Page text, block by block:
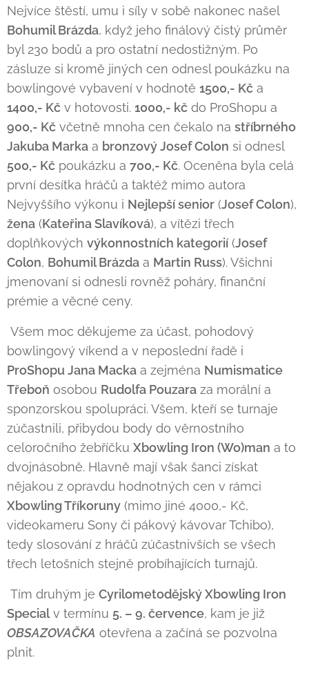
Nejvíce štěstí, umu i síly v sobě nakonec našel
Bohumil Brázda, když jeho finálový čistý průměr
byl 230 bodů a pro ostatní nedostižným. Po
zásluze si kromě jiných cen odnesl poukázku na
bowlingové vybavení v hodnotě 1500,- Kč a
1400,- Kč v hotovosti. 1000,- kč do ProShopu a
900,- Kč včetně mnoha cen čekalo na stříbrného
Jakuba Marka a bronzový Josef Colon si odnesl
500,- Kč poukázku a 700,- Kč. Oceněna byla celá
první desítka hráčů a taktéž mimo autora
Nejvyššího výkonu i Nejlepší senior (Josef Colon),
žena (Kateřina Slavíková), a vítězi třech
doplňkových výkonnostních kategorií (Josef
Colon, Bohumil Brázda a Martin Russ). Všichni
jmenovaní si odnesli rovněž poháry, finanční
prémie a věcné ceny.
Všem moc děkujeme za účast, pohodový
bowlingový víkend a v neposlední řadě i
ProShopu Jana Macka a zejména Numismatice
Třeboň osobou Rudolfa Pouzara za morální a
sponzorskou spolupráci. Všem, kteří se turnaje
zúčastnili, přibydou body do věrnostního
celoročního žebříčku Xbowling Iron (Wo)man a to
dvojnásobně. Hlavně mají však šanci získat
nějakou z opravdu hodnotných cen v rámci
Xbowling Tříkoruny (mimo jiné 4000,- Kč,
videokameru Sony či pákový kávovar Tchibo),
tedy slosování z hráčů zúčastnivších se všech
třech letošních stejně probíhajících turnajů.
Tím druhým je Cyrilometodějský Xbowling Iron
Specialv termínu 5. – 9. července, kam je již
OBSAZOVAČKA otevřena a začíná se pozvolna
plnit.